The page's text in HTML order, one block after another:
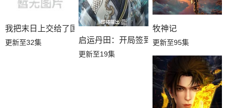
我把末日上交给了国家
更新至32集 启运丹田：开局签到至尊丹田
更新至19集
牧神记
更新至95集